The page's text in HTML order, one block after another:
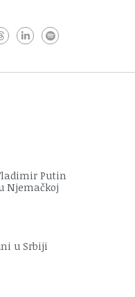
Putin
Njemačkoj
u Srbiji